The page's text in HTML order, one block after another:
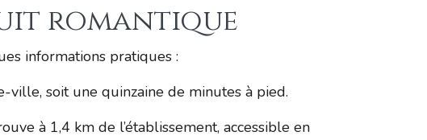
romantique
informations pratiques :
ville, soit une quinzaine de minutes à pied.
à 1,4 km de l’établissement, accessible en